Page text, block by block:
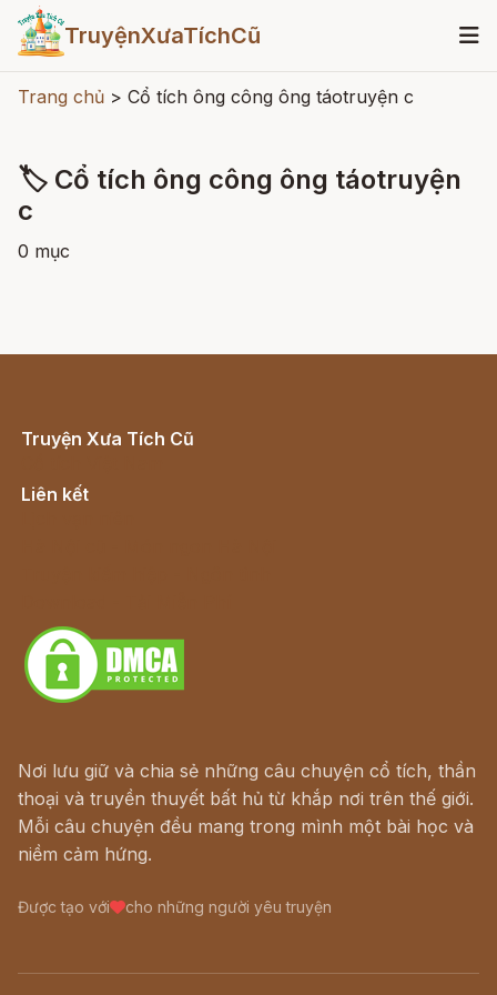
TruyệnXưaTíchCũ
Trang chủ > Cổ tích ông công ông táotruyện c
🏷 Cổ tích ông công ông táotruyện
c
0 mục
Truyện Xưa Tích Cũ
Liên kết
Nơi lưu giữ và chia sẻ những câu chuyện cổ tích, thần
thoại và truyền thuyết bất hủ từ khắp nơi trên thế giới.
Mỗi câu chuyện đều mang trong mình một bài học và
niềm cảm hứng.
Được tạo với cho những người yêu truyện